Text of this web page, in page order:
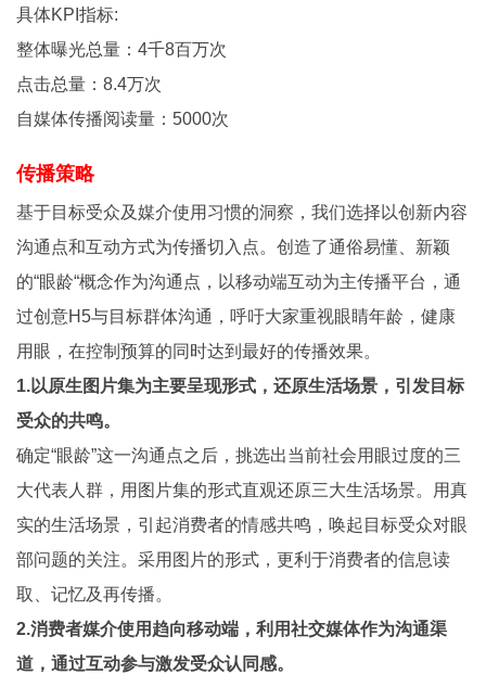
具体KPI指标:
整体曝光总量：4千8百万次
点击总量：8.4万次
自媒体传播阅读量：5000次
传播策略
基于目标受众及媒介使用习惯的洞察，我们选择以创新内容
沟通点和互动方式为传播切入点。创造了通俗易懂、新颖
的“眼龄“概念作为沟通点，以移动端互动为主传播平台，通
过创意H5与目标群体沟通，呼吁大家重视眼睛年龄，健康
用眼，在控制预算的同时达到最好的传播效果。
1.以原生图片集为主要呈现形式，还原生活场景，引发目标
受众的共鸣。
确定“眼龄”这一沟通点之后，挑选出当前社会用眼过度的三
大代表人群，用图片集的形式直观还原三大生活场景。用真
实的生活场景，引起消费者的情感共鸣，唤起目标受众对眼
部问题的关注。采用图片的形式，更利于消费者的信息读
取、记忆及再传播。
2.消费者媒介使用趋向移动端，利用社交媒体作为沟通渠
道，通过互动参与激发受众认同感。